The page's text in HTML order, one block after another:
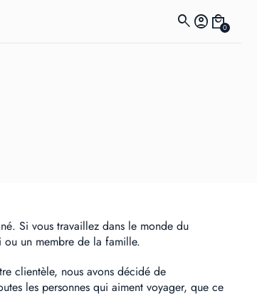
search account_circle local_mall
0
Si vous travaillez dans le monde du
un membre de la famille.
clientèle, nous avons décidé de
les personnes qui aiment voyager, que ce